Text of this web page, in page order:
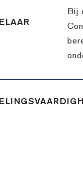
Bij